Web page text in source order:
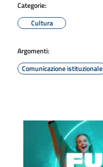
Categorie:
Cultura
Argomenti:
Comunicazione istituzionale